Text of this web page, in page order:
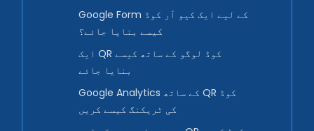
Google Form کے لیے ایک کیو آر کوڈ
کیسے بنایا جائے؟
ایک QR کوڈ لوگو کے ساتھ کیسے
بنایا جائے
Google Analytics کے ساتھ QR کوڈ
کی ٹریکنگ کیسے کریں